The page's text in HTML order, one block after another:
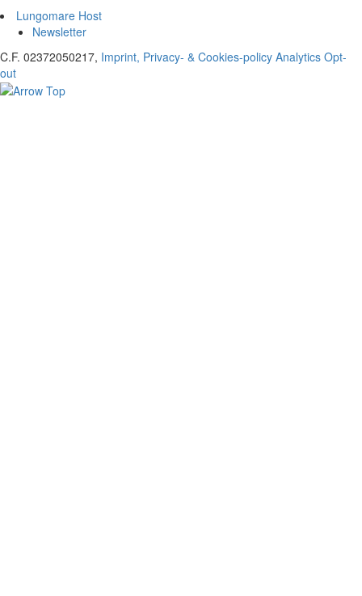
Lungomare Host
Newsletter
C.F. 02372050217, Imprint, Privacy- & Cookies-policy Analytics Opt-
out